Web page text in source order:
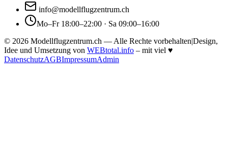
info@modellflugzentrum.ch
Mo–Fr 18:00–22:00 · Sa 09:00–16:00
© 2026 Modellflugzentrum.ch — Alle Rechte vorbehalten|Design,
Idee und Umsetzung von WEBtotal.info – mit viel ♥
DatenschutzAGBImpressumAdmin